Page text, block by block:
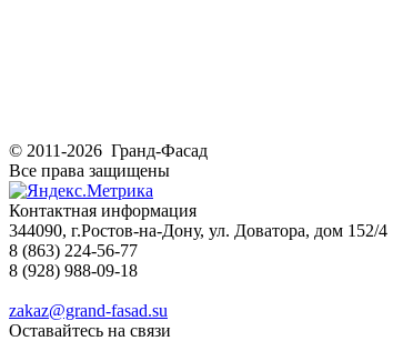
© 2011-2026 Гранд-Фасад
Все права защищены
Контактная информация
344090, г.Ростов-на-Дону, ул. Доватора, дом 152/4
8 (863) 224-56-77
8 (928) 988-09-18
zakaz@grand-fasad.su
Оставайтесь на связи